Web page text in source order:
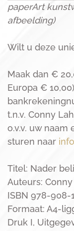
paperArt
afbeelding)
Wilt u deze
Maak dan €
Europa €
t.n.v. Conny
o.v.v. uw naam
sturen naar
Titel: Nader
Auteurs:
ISBN 978-908-
Formaat: A4-
Druk I,